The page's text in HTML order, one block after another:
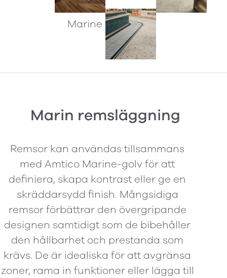
Marine Bårders
Marin remsläggning
Remsor kan användas tillsammans
med Amtico Marine-golv för att
definiera, skapa kontrast eller ge en
skräddarsydd finish. Mångsidiga
remsor förbättrar den övergripande
designen samtidigt som de bibehåller
den hållbarhet och prestanda som
krävs. De är idealiska för att avgränsa
zoner, rama in funktioner eller lägga till